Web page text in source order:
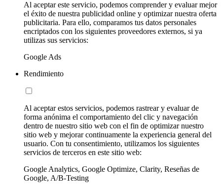
Al aceptar este servicio, podemos comprender y evaluar mejor
el éxito de nuestra publicidad online y optimizar nuestra oferta
publicitaria. Para ello, comparamos tus datos personales
encriptados con los siguientes proveedores externos, si ya
utilizas sus servicios:
Google Ads
Rendimiento
Al aceptar estos servicios, podemos rastrear y evaluar de
forma anónima el comportamiento del clic y navegación
dentro de nuestro sitio web con el fin de optimizar nuestro
sitio web y mejorar continuamente la experiencia general del
usuario. Con tu consentimiento, utilizamos los siguientes
servicios de terceros en este sitio web:
Google Analytics, Google Optimize, Clarity, Reseñas de
Google, A/B-Testing